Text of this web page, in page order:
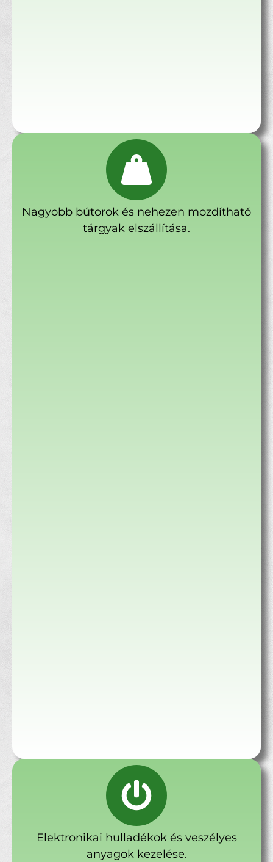
Nagyobb bútorok és nehezen mozdítható
tárgyak elszállítása.
Elektronikai hulladékok és veszélyes
anyagok kezelése.